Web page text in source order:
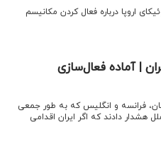
اروپا درباره فعال کردن مکانیسم
| آماده فعال‌سازی
فرانسه و انگلیس که به طور جمعی
هشدار دادند که اگر ایران اقدامی